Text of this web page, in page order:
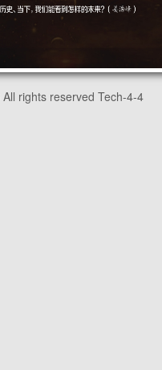
All rights reserved Tech-4-4